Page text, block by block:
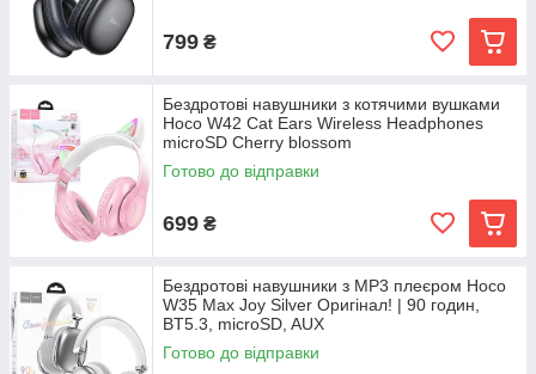
799 ₴
Бездротові навушники з котячими вушками
Hoco W42 Cat Ears Wireless Headphones
microSD Cherry blossom
Готово до відправки
699 ₴
Бездротові навушники з MP3 плеєром Hoco
W35 Max Joy Silver Оригінал! | 90 годин,
BT5.3, microSD, AUX
Готово до відправки